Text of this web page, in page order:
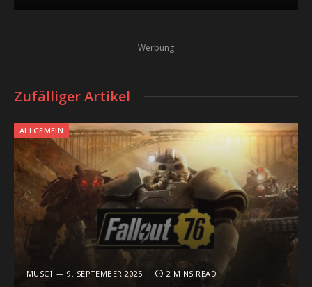
Werbung
Zufälliger Artikel
ALLGEMEIN
MUSC1 9. SEPTEMBER 2025 2 MINS READ